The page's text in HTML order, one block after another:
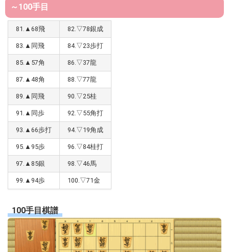
～100手目
81.▲68飛 82.▽78銀成
83.▲同飛 84.▽23歩打
85.▲57角 86.▽37龍
87.▲48角 88.▽77龍
89.▲同飛 90.▽25桂
91.▲同歩 92.▽55角打
93.▲66歩打 94.▽19角成
95.▲95歩 96.▽84桂打
97.▲85銀 98.▽46馬
99.▲94歩 100.▽71金
100手目棋譜